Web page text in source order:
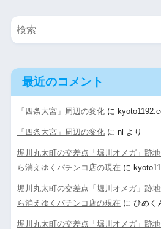
最近のコメント
「四条大宮」周辺の変化に
「四条大宮」周辺の変化に nl より
堀川丸太町の交差点「堀川オメガ」跡
ら消えゆくパチンコ店の現在 に
堀川丸太町の交差点「堀川オメガ」跡
ら消えゆくパチンコ店の現在 に ひめく
堀川丸太町の交差点「堀川オメガ」跡